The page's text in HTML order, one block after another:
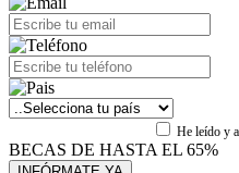
He leído y
BECAS DE HASTA EL 65%